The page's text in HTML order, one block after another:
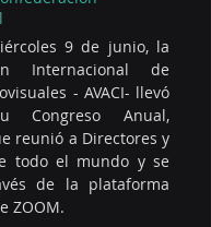
9 de junio, la
Internacional de
- AVACI- llevó
Anual,
reunió a Directores y
todo el mundo y se
de la plataforma
ZOOM.